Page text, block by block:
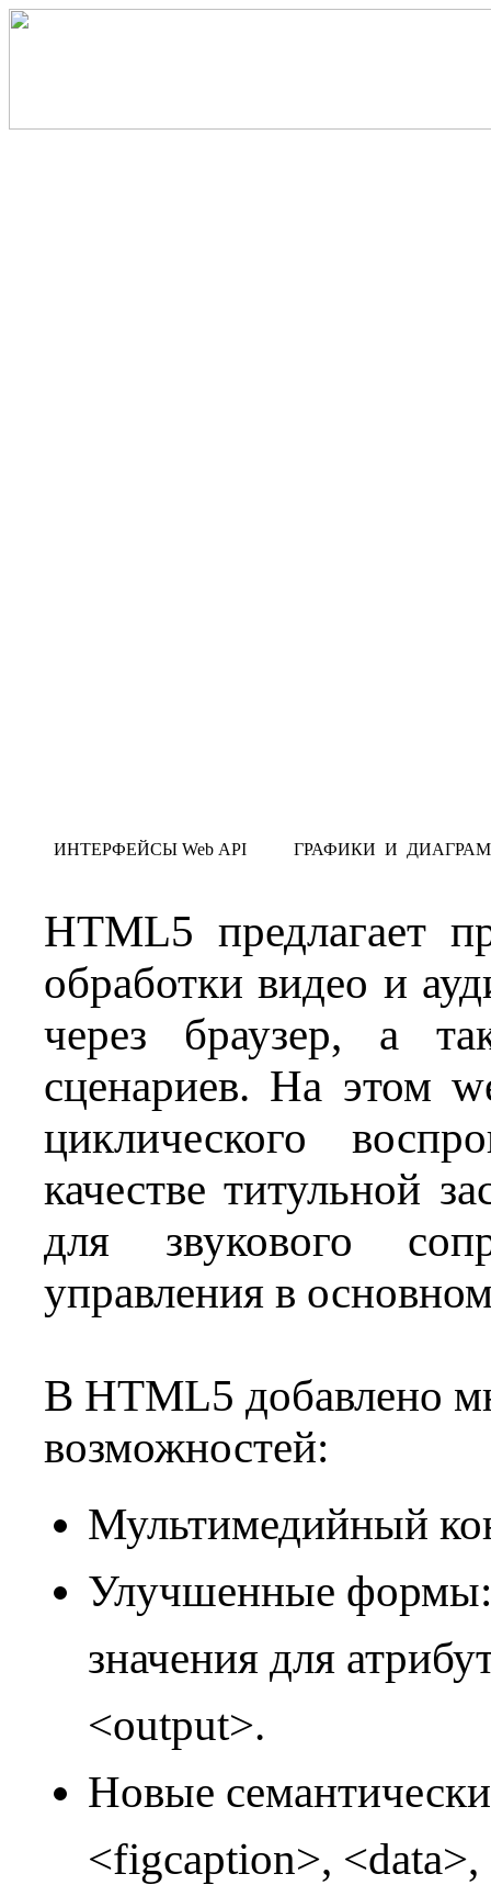
ИНТЕРФЕЙСЫ Web API ГРАФИКИ И
HTML5 предлагает
обработки видео и
через браузер, а
сценариев. На этом
циклического
качестве титульной
для звукового
управления в
В HTML5 добавлено
возможностей:
Мультимедийный
Улучшенные формы:
значения для
<output>.
Новые
<figcaption>,